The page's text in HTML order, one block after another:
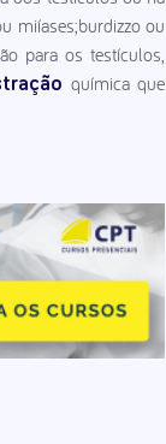
miíases;burdizzo ou
para os testículos,
química que